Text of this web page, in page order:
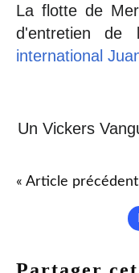
La flotte de
d'entretien de
international
Un Vickers
« Article précédent